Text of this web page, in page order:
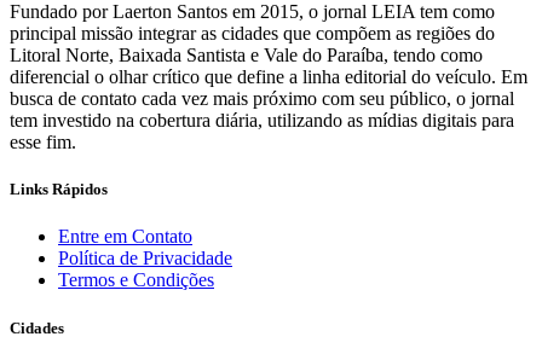
Fundado por Laerton Santos em 2015, o jornal LEIA tem como
principal missão integrar as cidades que compõem as regiões do
Litoral Norte, Baixada Santista e Vale do Paraíba, tendo como
diferencial o olhar crítico que define a linha editorial do veículo. Em
busca de contato cada vez mais próximo com seu público, o jornal
tem investido na cobertura diária, utilizando as mídias digitais para
esse fim.
Links Rápidos
Entre em Contato
Política de Privacidade
Termos e Condições
Cidades